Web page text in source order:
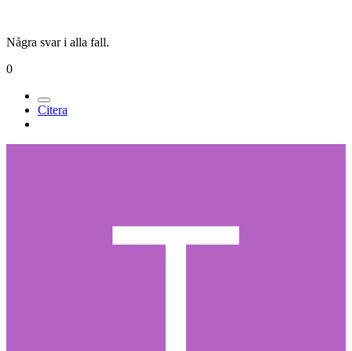
Några svar i alla fall.
0
Citera